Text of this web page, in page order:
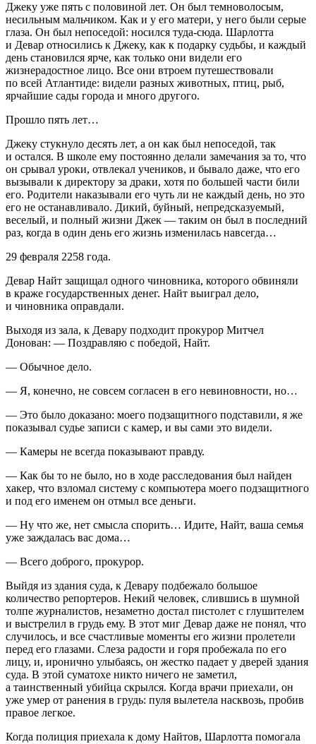
Джеку уже пять с половиной лет. Он был темноволосым,
несильным мальчиком. Как и у его матери, у него были серые
глаза. Он был непоседой: носился туда-сюда. Шарлотта
и Девар относились к Джеку, как к подарку судьбы, и каждый
день становился ярче, как только они видели его
жизнерадостное лицо. Все они втроем путешествовали
по всей Атлантиде: видели разных животных, птиц, рыб,
ярчайшие сады города и много другого.
Прошло пять лет…
Джеку стукнуло десять лет, а он как был непоседой, так
и остался. В школе ему постоянно делали замечания за то, что
он срывал уроки, отвлекал учеников, и бывало даже, что его
вызывали к директору за драки, хотя по большей части били
его. Родители наказывали его чуть ли не каждый день, но это
его не останавливало. Дикий, буйный, непредсказуемый,
веселый, и полный жизни Джек — таким он был в последний
раз, когда в один день его жизнь изменилась навсегда…
29 февраля 2258 года.
Девар Найт защищал одного чиновника, которого обвиняли
в краже государственных денег. Найт выиграл дело,
и чиновника оправдали.
Выходя из зала, к Девару подходит прокурор Митчел
Донован: — Поздравляю с победой, Найт.
— Обычное дело.
— Я, конечно, не совсем согласен в его невиновности, но…
— Это было доказано: моего подзащитного подставили, я же
показывал судье записи с камер, и вы сами это видели.
— Камеры не всегда показывают правду.
— Как бы то не было, но в ходе расследования был найден
хакер, что взломал систему с компьютера моего подзащитного
и под его именем он отмыл все деньги.
— Ну что же, нет смысла спорить… Идите, Найт, ваша семья
уже заждалась вас дома…
— Всего доброго, прокурор.
Выйдя из здания суда, к Девару подбежало большое
количество репортеров. Некий человек, слившись в шумной
толпе журналистов, незаметно достал пистолет с глушителем
и выстрелил в грудь ему. В этот миг Девар даже не понял, что
случилось, и все счастливые моменты его жизни пролетели
перед его глазами. Слеза радости и горя пробежала по его
лицу, и, иронично улыбаясь, он жестко падает у дверей здания
суда. В этой суматохе никто ничего не заметил,
а таинственный убийца скрылся. Когда врачи приехали, он
уже умер от ранения в грудь: пуля вылетела насквозь, пробив
правое легкое.
Когда полиция приехала к дому Найтов, Шарлотта помогала